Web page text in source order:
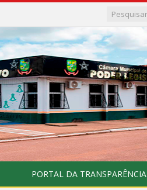
PORTAL DA TRANSPARÊNCIA